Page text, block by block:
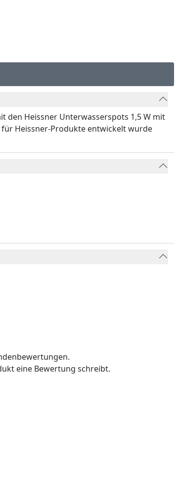
den Heissner Unterwasserspots 1,5 W mit
für Heissner-Produkte entwickelt wurde
eine Bewertung schreibt.